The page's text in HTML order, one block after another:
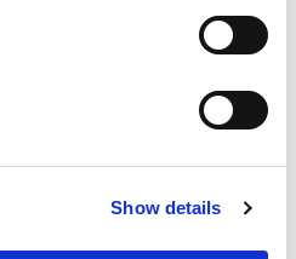
Show details